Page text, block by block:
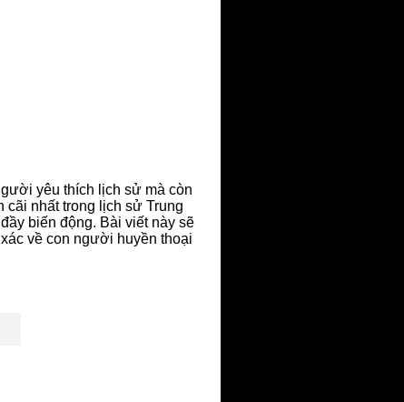
yêu thích lịch sử mà còn
cãi nhất trong lịch sử Trung
biến động. Bài viết này sẽ
về con người huyền thoại